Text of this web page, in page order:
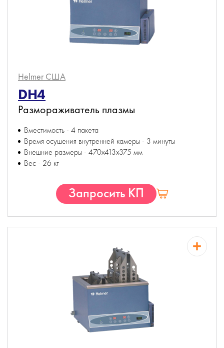
Helmer США
DH4
Размораживатель плазмы
Вместимость - 4 пакета
Время осушения внутренней камеры - 3 минуты
Внешние размеры - 470х413х375 мм
Вес - 26 кг
Запросить КП